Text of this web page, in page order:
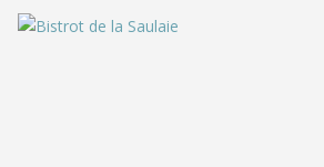
Skip